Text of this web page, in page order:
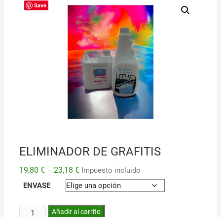
Save
ELIMINADOR DE GRAFITIS
19,80 €– 23,18 € Impuesto incluido
ENVASE
ELIMINADORAñadir al carrito